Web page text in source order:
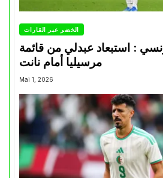
الخضر عبر القارات
: استبعاد عبدلي من قائمة
مرسيليا أمام نانت
Mai 1, 2026